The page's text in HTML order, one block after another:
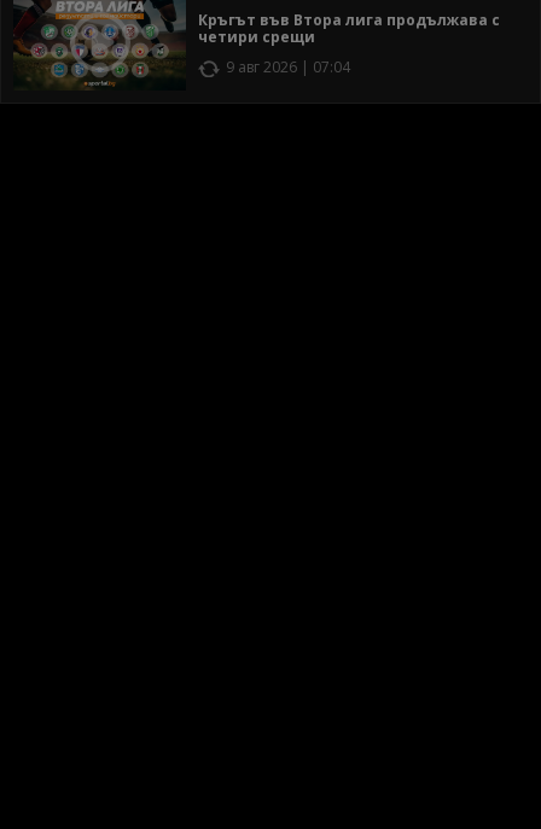
Кръгът във Втора лига продължава с
четири срещи
9 авг 2026 | 07:04